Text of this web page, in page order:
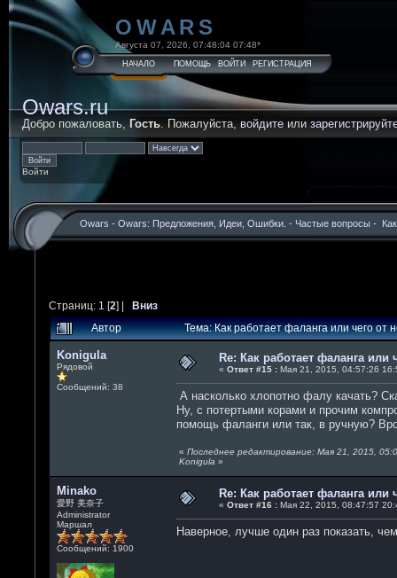
Добро пожаловать, Гость. Пожалуйста, войдите или
Войти
Owars.ru
OWARS
Августа 07, 2026, 07:48:04 07:48*
НАЧАЛО ПОМОЩЬ ВОЙТИ РЕГИСТРАЦИЯ
Owars - Owars: Предложения, Идеи, Ошибки. - Частые вопросы -
Страниц: 1 [2] | Вниз
Автор
Тема: Как работает фаланга или чего
Konigula
Рядовой
Сообщений: 38
Re: Как работает фаланга или
« Ответ #15 :Мая 21, 2015, 04:57:26
А насколько хлопотно фалу качать?
Ну, с потертыми корами и прочим
помощь фаланги или так, в ручную?
« Последнее редактирование: Мая 21, 2015,
Konigula »
Minako
愛野 美奈子
Administrator
Маршал
Сообщений: 1900
Re: Как работает фаланга или
« Ответ #16 :Мая 22, 2015, 08:47:57
Наверное, лучше один раз показать,